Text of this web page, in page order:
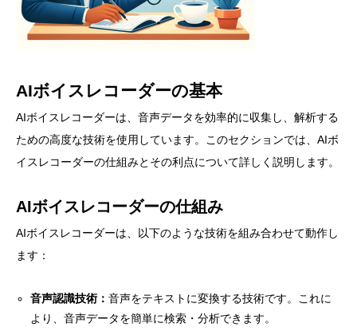
AIボイスレコーダーの基本
AIボイスレコーダーは、音声データを効率的に収集し、解析する
ための高度な技術を使用しています。このセクションでは、AIボ
イスレコーダーの仕組みとその利点について詳しく説明します。
AIボイスレコーダーの仕組み
AIボイスレコーダーは、以下のような技術を組み合わせて動作し
ます：
音声認識技術：音声をテキストに変換する技術です。これに
より、音声データを簡単に検索・分析できます。